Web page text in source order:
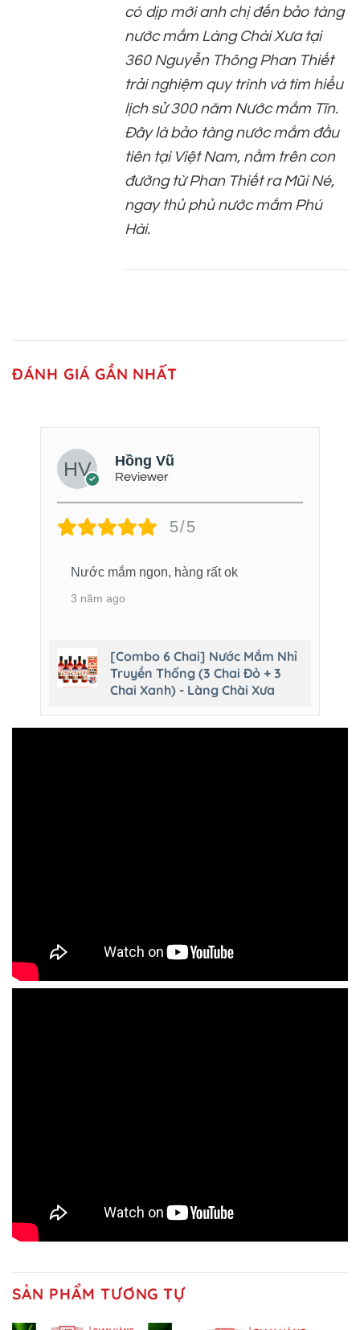
có dịp mời anh chị đến bảo tàng
nước mắm Làng Chài Xưa tại
360 Nguyễn Thông Phan Thiết
trải nghiệm quy trình và tìm hiểu
lịch sử 300 năm Nước mắm Tĩn.
Đây là bảo tàng nước mắm đầu
tiên tại Việt Nam, nằm trên con
đường từ Phan Thiết ra Mũi Né,
ngay thủ phủ nước mắm Phú
Hài.
ĐÁNH GIÁ GẦN NHẤT
Hồng Vũ
Reviewer
5/5
Nước mắm ngon, hàng rất ok
3 năm ago
[Combo 6 Chai] Nước Mắm Nhỉ
Truyền Thống (3 Chai Đỏ + 3
Chai Xanh) - Làng Chài Xưa
SẢN PHẨM TƯƠNG TỰ